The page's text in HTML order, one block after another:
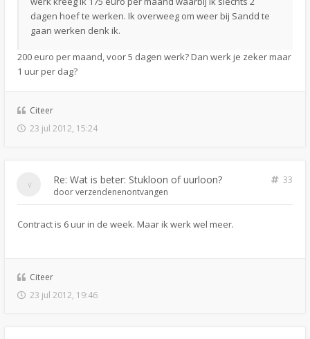
dagen hoef te werken. Ik overweeg om weer bij Sandd te
gaan werken denk ik.
200 euro per maand, voor 5 dagen werk? Dan werk je zeker maar
1 uur per dag?
Citeer
23 jul 2012, 15:24
Re: Wat is beter: Stukloon of uurloon?
33
doorverzendenenontvangen
Contract is 6 uur in de week. Maar ik werk wel meer.
Citeer
23 jul 2012, 19:46